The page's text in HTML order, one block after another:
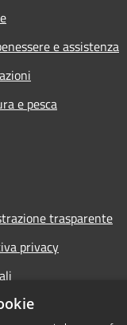
e assistenza
e pesca
trasparente
privacy
di accessibilità